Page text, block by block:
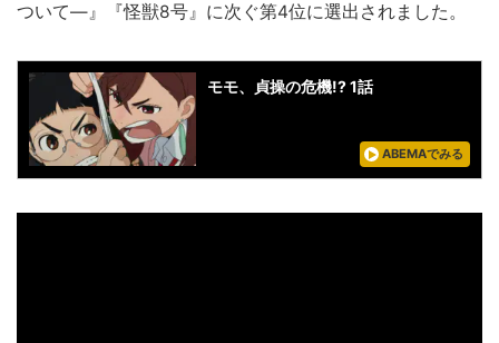
ついて―』『怪獣8号』に次ぐ第4位に選出されました。
モモ、貞操の危機!? 1話
ABEMAでみる